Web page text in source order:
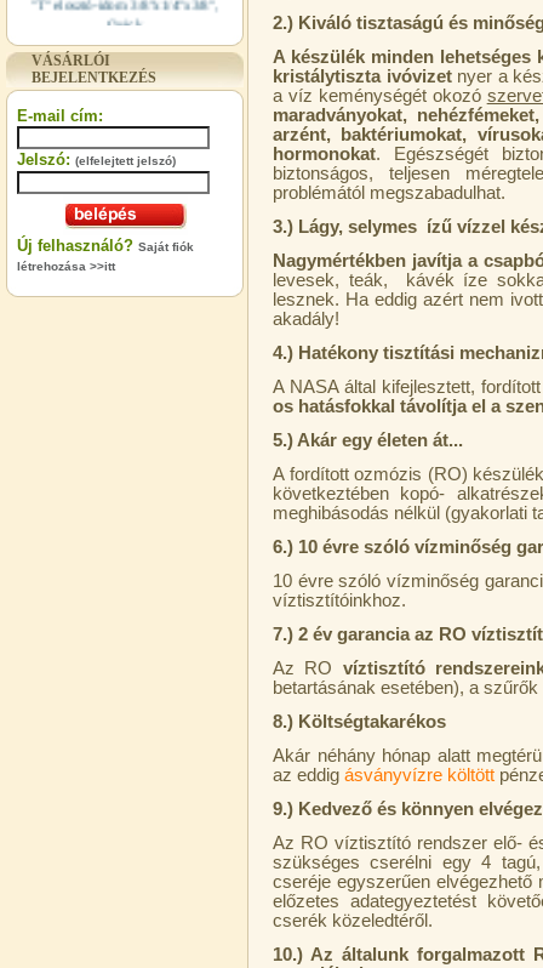
Quick
360,-Ft
320,-Ft
---------
VÁSÁRLÓI
BEJELENTKEZÉS
E-mail cím:
Jelszó: (elfelejtett jelszó)
Új felhasználó? Saját fiók
létrehozása >>itt
2.) Kiváló tisztaságú és
A készülék minden
kristálytiszta ivóvizetnyer a
a víz keménységét okozó
maradványokat,
arzént, baktériumokat,
hormonokat. Egészségét
biztonságos, teljesen
problémától megszabadulhat.
3.) Lágy, selymes ízű vízzel
Nagymértékben javítja a
levesek, teák, kávék íze
lesznek. Ha eddig azért nem
akadály!
4.) Hatékony tisztítási
A NASA által kifejlesztett,
os hatásfokkal távolítja el a
5.) Akár egy életen át...
A fordított ozmózis (RO)
következtében kopó-
meghibásodás nélkül (gyakorlati
6.) 10 évre szóló vízminőség
10 évre szóló vízminőség
víztisztítóinkhoz.
7.) 2 év garancia az RO
Az RO víztisztító
betartásának esetében), a
8.) Költségtakarékos
Akár néhány hónap alatt
az eddig ásványvízre költött
9.) Kedvező és könnyen
Az RO víztisztító rendszer elő-
szükséges cserélni egy 4
cseréje egyszerűen
előzetes adategyeztetést
cserék közeledtéről.
10.) Az általunk forgalmazott